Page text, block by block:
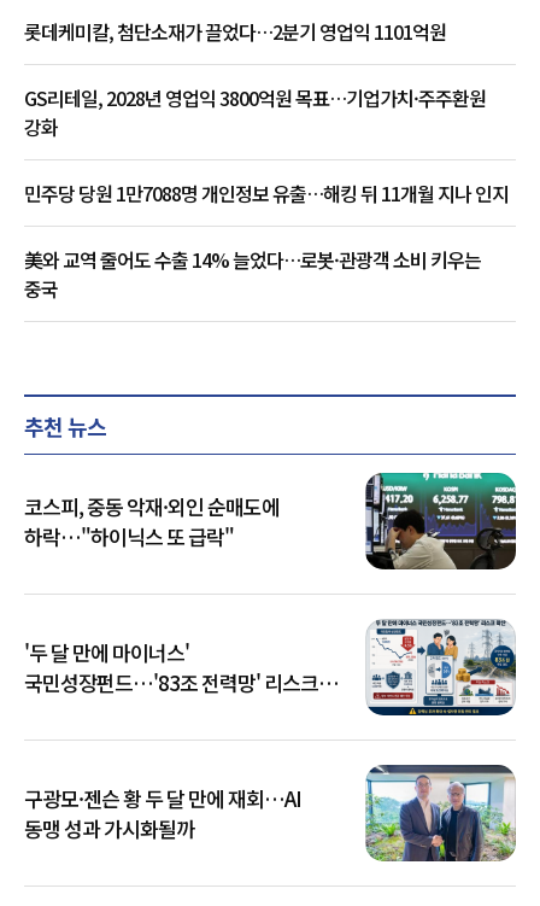
롯데케미칼, 첨단소재가 끌었다…2분기 영업익 1101억원
GS리테일, 2028년 영업익 3800억원 목표…기업가치·주주환원
강화
민주당 당원 1만7088명 개인정보 유출…해킹 뒤 11개월 지나 인지
美와 교역 줄어도 수출 14% 늘었다…로봇·관광객 소비 키우는
중국
추천 뉴스
코스피, 중동 악재·외인 순매도에
하락…"하이닉스 또 급락"
'두 달 만에 마이너스'
국민성장펀드…'83조 전력망' 리스크
구광모·젠슨 황 두 달 만에 재회…AI
동맹 성과 가시화될까